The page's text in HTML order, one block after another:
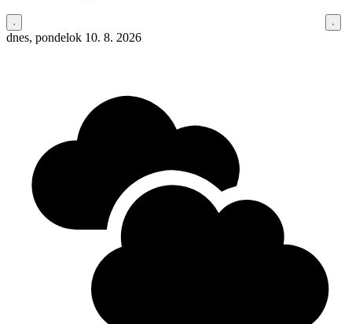
dnes, pondelok 10. 8. 2026